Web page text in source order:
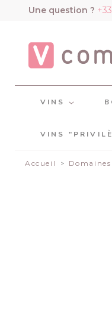
Une question ?
VINS
VINS
Accueil
Panneau de gestion